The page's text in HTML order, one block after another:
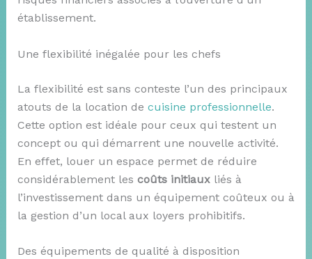
établissement.
Une flexibilité inégalée pour les chefs
La flexibilité est sans conteste l’un des principaux
atouts de la location de cuisine professionnelle.
Cette option est idéale pour ceux qui testent un
concept ou qui démarrent une nouvelle activité.
En effet, louer un espace permet de réduire
considérablement les coûts initiauxliés à
l’investissement dans un équipement coûteux ou à
la gestion d’un local aux loyers prohibitifs.
Des équipements de qualité à disposition